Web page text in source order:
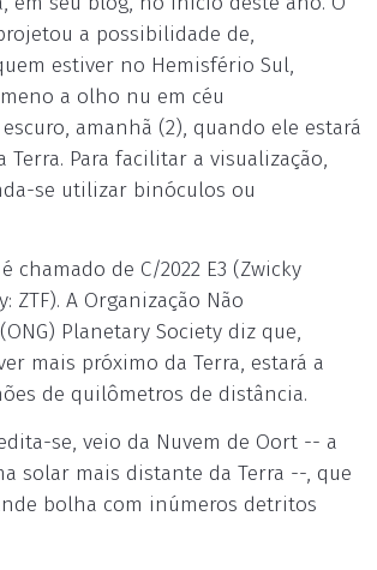
a possibilidade de,
estiver no Hemisfério Sul,
a olho nu em céu
amanhã (2), quando ele estará
Terra. Para facilitar a visualização,
se utilizar binóculos ou
chamado de C/2022 E3 (Zwicky
ZTF). A Organização Não
Planetary Society diz que,
mais próximo da Terra, estará a
de quilômetros de distância.
se, veio da Nuvem de Oort -- a
solar mais distante da Terra --, que
bolha com inúmeros detritos